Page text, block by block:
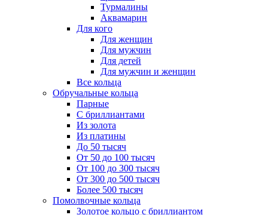
Турмалины
Аквамарин
Для кого
Для женщин
Для мужчин
Для детей
Для мужчин и женщин
Все кольца
Обручальные кольца
Парные
С бриллиантами
Из золота
Из платины
До 50 тысяч
От 50 до 100 тысяч
От 100 до 300 тысяч
От 300 до 500 тысяч
Более 500 тысяч
Помолвочные кольца
Золотое кольцо с бриллиантом